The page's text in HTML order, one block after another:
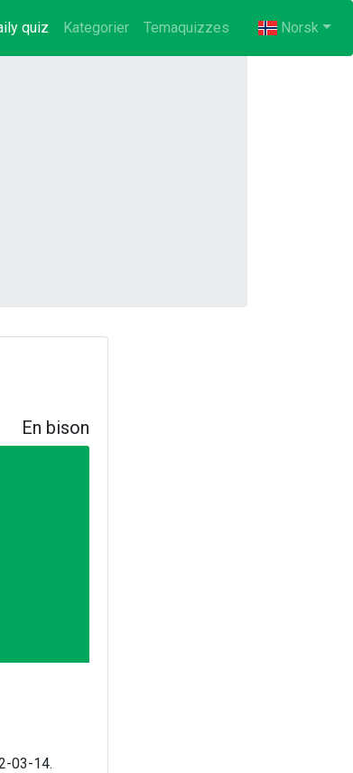
quiz (current)
Kategorier Temaquizzes Norsk
En bison
03-14.